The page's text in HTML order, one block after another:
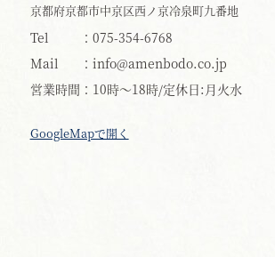
京都府京都市中京区西ノ京冷泉町九番地
Tel
075-354-6768
Mail
info@amenbodo.co.jp
営業時間
10時〜18時/定休日:月火水
GoogleMapで開く